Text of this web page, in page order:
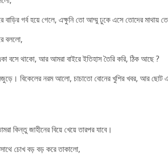
বাড়ির গর্ব হয়ে গেলে, এক্ষুনি তো আম্মু ঢুকে এসে তোদের মাথায়
বললো,
বসে থাকো, আর আমরা বাইরে ইতিহাস তৈরি করি, ঠিক আছে ?
বিকেলের নরম আলো, চাচাতো বোনের খুশির খবর, আর ছোট
কিন্তু জাহীনের বিয়ে খেয়ে তারপর যাবে।
চোখ বড় বড় করে তাকালো,